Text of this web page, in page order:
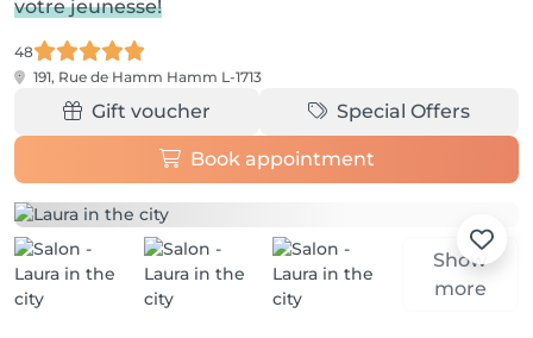
votre jeunesse!
48
191, Rue de Hamm Hamm L-1713
Gift voucher Special Offers
Book appointment
Show
more